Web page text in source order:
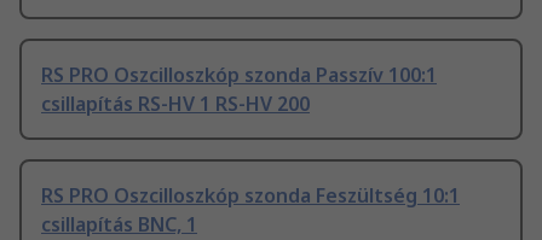
RS PRO Oszcilloszkóp szonda Passzív 100:1
csillapítás RS-HV 1 RS-HV 200
RS PRO Oszcilloszkóp szonda Feszültség 10:1
csillapítás BNC, 1